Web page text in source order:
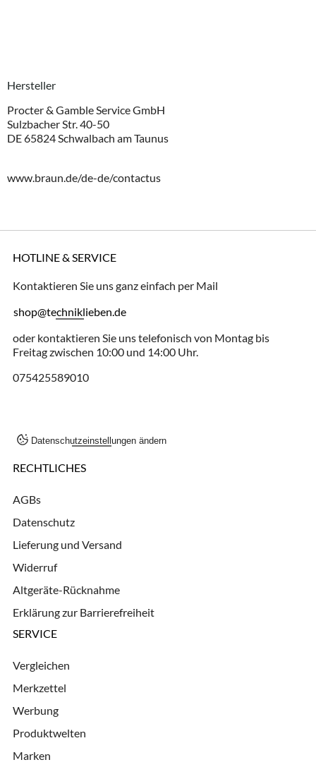
Hersteller
Procter & Gamble Service GmbH
Sulzbacher Str. 40-50
DE 65824 Schwalbach am Taunus
www.braun.de/de-de/contactus
HOTLINE & SERVICE
Kontaktieren Sie uns ganz einfach per Mail
shop@techniklieben.de
oder kontaktieren Sie uns telefonisch von Montag bis
Freitag zwischen 10:00 und 14:00 Uhr.
075425589010
Datenschutzeinstellungen ändern
RECHTLICHES
AGBs
Datenschutz
Lieferung und Versand
Widerruf
Altgeräte-Rücknahme
Erklärung zur Barrierefreiheit
SERVICE
Vergleichen
Merkzettel
Werbung
Produktwelten
Marken